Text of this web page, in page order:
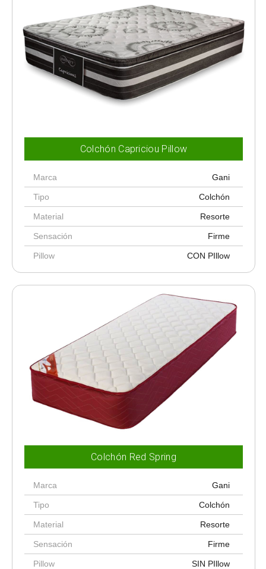
Colchón Capriciou Pillow
Marca Gani
Tipo Colchón
Material Resorte
Sensación Firme
Pillow CON PIllow
Colchón Red Spring
Marca Gani
Tipo Colchón
Material Resorte
Sensación Firme
Pillow SIN PIllow